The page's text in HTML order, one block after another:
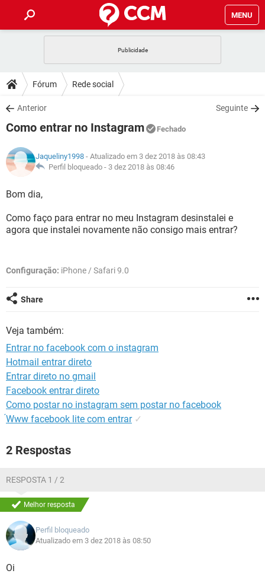
MENU
CELULAR
OUTLOOK
INSTAGRAM GMAIL
GUIA DE COMPRAS
DICAS
JOGOS
INSTAGRAM GMAIL
DOWNLOADS
JOGOS WHATSAPP
CELULAR
OUTLOOK EXCEL
INSTAGRAM
JOGOS WHATSAPP
OUTLOOK
INSTAGRAM GMAIL
GLOSSÁRIO
JOGOS
OUTLOOK EXCEL
GUIA DE COMPRAS
Fórum Rede social
Anterior Seguinte
Como entrar no Instagram Fechado
Jaqueliny1998 - Atualizado em 3 dez 2018 às 08:43
Perfil bloqueado - 3 dez 2018 às 08:46
Bom dia,
Como faço para entrar no meu Instagram desinstalei e
agora que instalei novamente não consigo mais entrar?
Configuração: iPhone / Safari 9.0
Share
Veja também:
Entrar no facebook com o instagram
Hotmail entrar direto
Entrar direto no gmail
Facebook entrar direto
Como postar no instagram sem postar no facebook
́Www facebook lite com entrar ✓
2 Respostas
RESPOSTA 1 / 2
Melhor resposta
Perfil bloqueado
Atualizado em 3 dez 2018 às 08:50
Oi